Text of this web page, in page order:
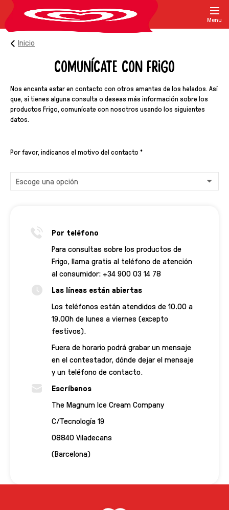
Menu
Inicio
Langnese
COMUNÍCATE CON FRIGO
Nos encanta estar en contacto con otros amantes de los helados. Así
que, si tienes alguna consulta o deseas más información sobre los
productos Frigo, comunícate con nosotros usando los siguientes
datos.
Por favor, indícanos el motivo del contacto *
Por teléfono
Para consultas sobre los productos de
Frigo, llama gratis al teléfono de atención
al consumidor: +34 900 03 14 78
Las líneas están abiertas
Los teléfonos están atendidos de 10.00 a
19.00h de lunes a viernes (excepto
festivos).
Fuera de horario podrá grabar un mensaje
en el contestador, dónde dejar el mensaje
y un teléfono de contacto.
Escríbenos
The Magnum Ice Cream Company
C/Tecnología 19
08840 Viladecans
(Barcelona)